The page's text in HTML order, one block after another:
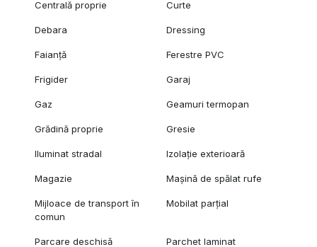
Centrală proprie Curte
Debara Dressing
Faianță Ferestre PVC
Frigider Garaj
Gaz Geamuri termopan
Grădină proprie Gresie
Iluminat stradal Izolație exterioară
Magazie Mașină de spălat rufe
Mijloace de transport în
comun
Mobilat parțial
Parcare deschisă Parchet laminat